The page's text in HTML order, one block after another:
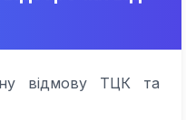
відмову ТЦК та